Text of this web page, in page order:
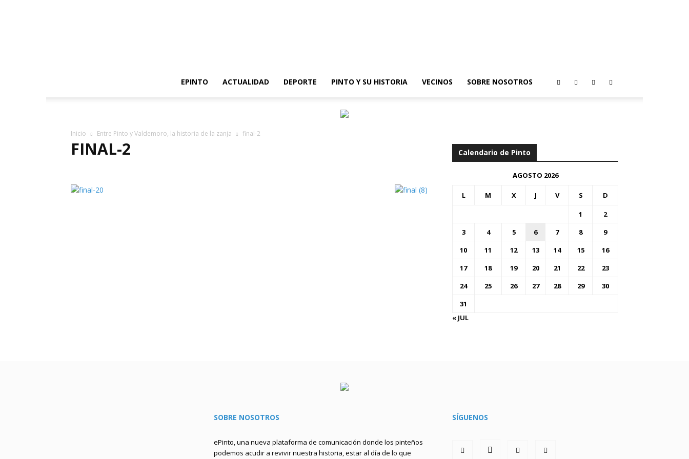
EPINTO
ACTUALIDAD DEPORTE PINTO Y SU HISTORIA VECINOS SOBRE NOSOTROS
Inicio Entre Pinto y Valdemoro, la historia de la zanja final-2
FINAL-2 Calendario de Pinto
AGOSTO 2026
L M X J V S D
1
2
3
4 5 6 7 8
9
10
11 12 13 14 15
16
17
18 19 20 21 22
23
24
25 26 27 28 29
30
31
« JUL
SOBRE NOSOTROS
ePinto, una nueva plataforma de comunicación donde los pinteños
podemos acudir a revivir nuestra historia, estar al día de lo que
SÍGUENOS